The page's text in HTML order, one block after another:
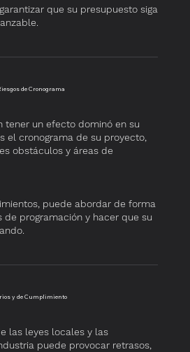
que su presupuesto siga
de Cronograma
tener un efecto dominó en su
el cronograma de su proyecto,
obstáculos y áreas de
puede abordar de forma
de programación y hacer que su
y de Cumplimiento
las leyes locales y las
puede provocar retrasos,